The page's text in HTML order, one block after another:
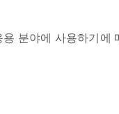
분야에 사용하기에